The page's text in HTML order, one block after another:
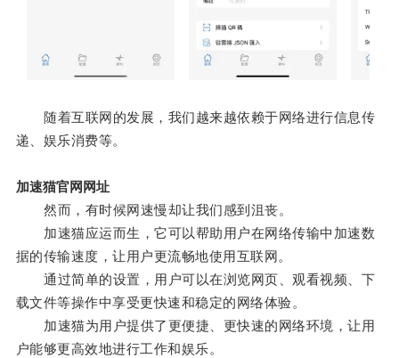
随着互联网的发展，我们越来越依赖于网络进行信息传
递、娱乐消费等。
加速猫官网网址
然而，有时候网速慢却让我们感到沮丧。
加速猫应运而生，它可以帮助用户在网络传输中加速数
据的传输速度，让用户更流畅地使用互联网。
通过简单的设置，用户可以在浏览网页、观看视频、下
载文件等操作中享受更快速和稳定的网络体验。
加速猫为用户提供了更便捷、更快速的网络环境，让用
户能够更高效地进行工作和娱乐。